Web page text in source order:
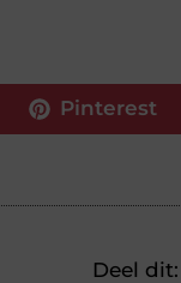
Pinterest
Deel dit: